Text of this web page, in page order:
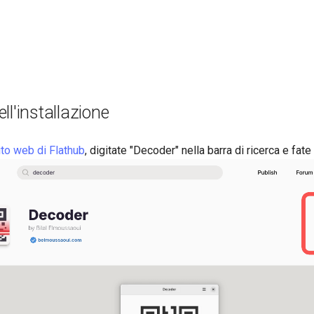
web di Flathub, digitate "Decoder" nella barra di ricerca e